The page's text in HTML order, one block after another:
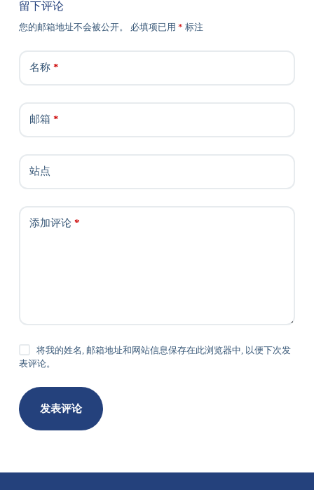
留下评论
您的邮箱地址不会被公开。 必填项已用 * 标注
名称*
邮箱 *
站点
添加评论*
将我的姓名, 邮箱地址和网站信息保存在此浏览器中, 以便下次发
表评论。
发表评论